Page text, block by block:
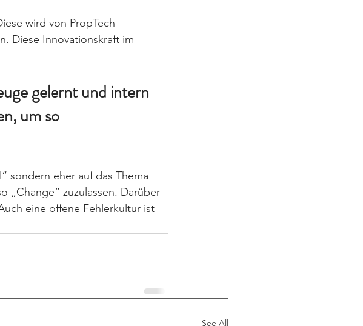
wird von PropTech
Diese Innovationskraft im
gelernt und intern
um so
sondern eher auf das Thema
„Change“ zuzulassen. Darüber
eine offene Fehlerkultur ist
See All